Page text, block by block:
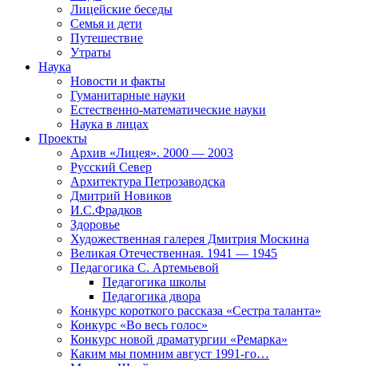
Лицейские беседы
Семья и дети
Путешествие
Утраты
Наука
Новости и факты
Гуманитарные науки
Естественно-математические науки
Наука в лицах
Проекты
Архив «Лицея». 2000 — 2003
Русский Север
Архитектура Петрозаводска
Дмитрий Новиков
И.С.Фрадков
Здоровье
Художественная галерея Дмитрия Москина
Великая Отечественная. 1941 — 1945
Педагогика С. Артемьевой
Педагогика школы
Педагогика двора
Конкурс короткого рассказа «Сестра таланта»
Конкурс «Во весь голос»
Конкурс новой драматургии «Ремарка»
Каким мы помним август 1991-го…